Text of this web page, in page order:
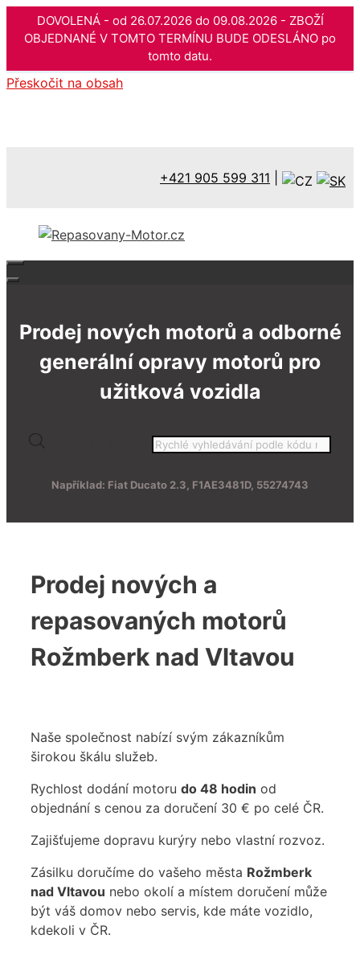
DOVOLENÁ - od 26.07.2026 do 09.08.2026 - ZBOŽÍ
OBJEDNANÉ V TOMTO TERMÍNU BUDE ODESLÁNO po
tomto datu.
Přeskočit na obsah
+421 905 599 311
Prodej nových motorů a odborné
generální opravy motorů pro
užitková vozidla
Například: Fiat Ducato 2.3, F1AE3481D, 55274743
Prodej nových a
repasovaných motorů
Rožmberk nad Vltavou
Naše společnost nabízí svým zákazníkům
širokou škálu služeb.
Rychlost dodání motoru do 48 hodin od
objednání s cenou za doručení 30 € po celé ČR.
Zajišťujeme dopravu kurýry nebo vlastní rozvoz.
Zásilku doručíme do vašeho města Rožmberk
nad Vltavou nebo okolí a místem doručení může
být váš domov nebo servis, kde máte vozidlo,
kdekoli v ČR.